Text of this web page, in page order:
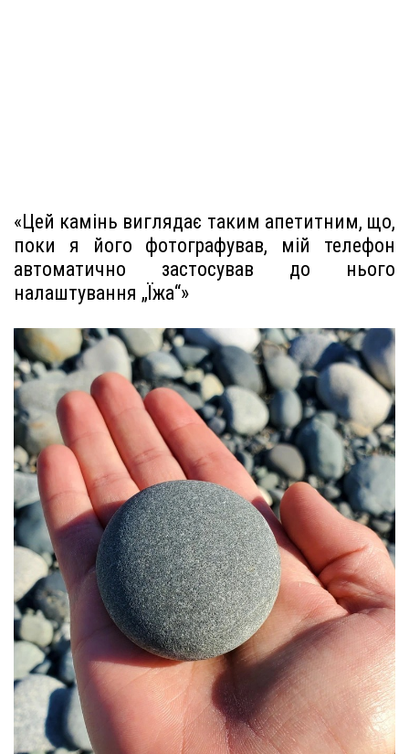
«Цей камінь виглядає таким апетитним, що,
поки я його фотографував, мій телефон
автоматично застосував до нього
налаштування „Їжа“»